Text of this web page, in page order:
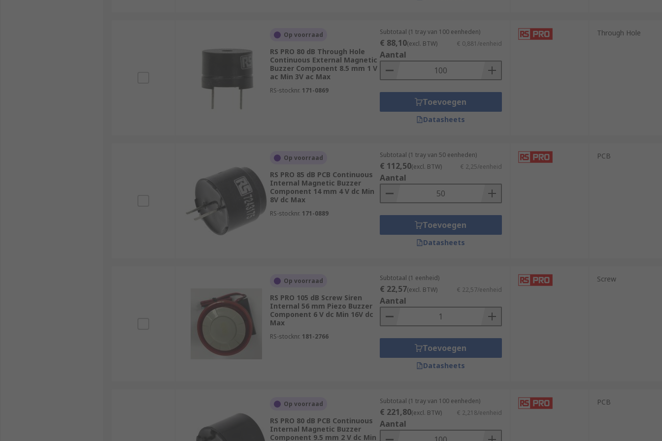
Op voorraad
RS PRO 80 dB Through Hole
Continuous External Magnetic
Buzzer Component 8.5 mm 1 V
ac Min 3V ac Max
RS-stocknr. 171-0869
Subtotaal (1 tray van 100 eenheden)
€ 88,10(excl. BTW) € 0,881/eenheid
Aantal
Toevoegen
Datasheets
Through Hole
Op voorraad
RS PRO 85 dB PCB Continuous
Internal Magnetic Buzzer
Component 14 mm 4 V dc Min
8V dc Max
RS-stocknr. 171-0889
Subtotaal (1 tray van 50 eenheden)
€ 112,50(excl. BTW) € 2,25/eenheid
Aantal
Toevoegen
Datasheets
PCB
Op voorraad
RS PRO 105 dB Screw Siren
Internal 56 mm Piezo Buzzer
Component 6 V dc Min 16V dc
Max
RS-stocknr. 181-2766
Subtotaal (1 eenheid)
€ 22,57(excl. BTW) € 22,57/eenheid
Aantal
Toevoegen
Datasheets
Screw
Op voorraad
RS PRO 80 dB PCB Continuous
Internal Magnetic Buzzer
Component 9.5 mm 2 V dc Min
Subtotaal (1 tray van 100 eenheden)
€ 221,80(excl. BTW) € 2,218/eenheid
Aantal
PCB